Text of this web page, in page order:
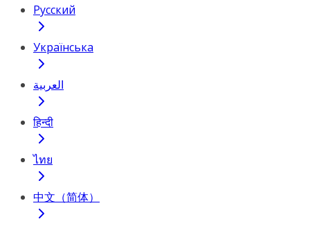
Русский
Українська
العربية
हिन्दी
ไทย
中文（简体）